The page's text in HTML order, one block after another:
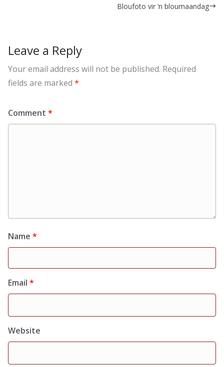
Bloufoto vir ‘n bloumaandag
Leave a Reply
Your email address will not be published. Required
fields are marked *
Comment *
Name *
Email *
Website